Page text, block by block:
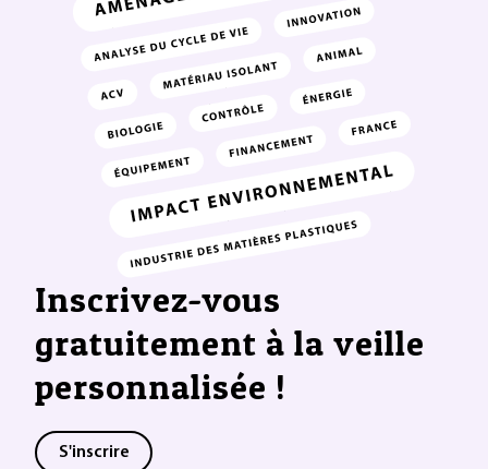
Inscrivez-vous
gratuitement à la veille
personnalisée !
S'inscrire